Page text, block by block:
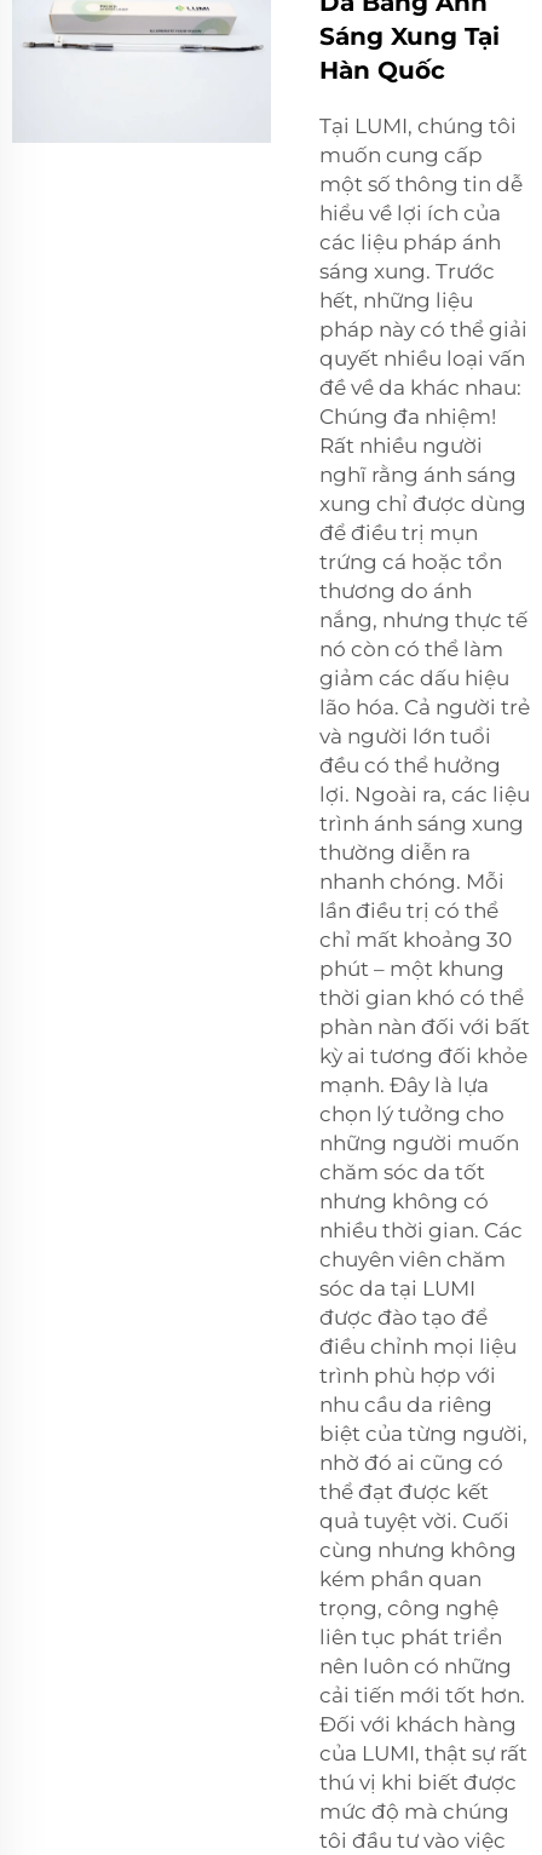
Sáng Xung Tại
Hàn Quốc
Tại LUMI, chúng tôi
muốn cung cấp
một số thông tin dễ
hiểu về lợi ích của
các liệu pháp ánh
sáng xung. Trước
hết, những liệu
pháp này có thể giải
quyết nhiều loại vấn
đề về da khác nhau:
Chúng đa nhiệm!
Rất nhiều người
nghĩ rằng ánh sáng
xung chỉ được dùng
để điều trị mụn
trứng cá hoặc tổn
thương do ánh
nắng, nhưng thực tế
nó còn có thể làm
giảm các dấu hiệu
lão hóa. Cả người trẻ
và người lớn tuổi
đều có thể hưởng
lợi. Ngoài ra, các liệu
trình ánh sáng xung
thường diễn ra
nhanh chóng. Mỗi
lần điều trị có thể
chỉ mất khoảng 30
phút – một khung
thời gian khó có thể
phàn nàn đối với bất
kỳ ai tương đối khỏe
mạnh. Đây là lựa
chọn lý tưởng cho
những người muốn
chăm sóc da tốt
nhưng không có
nhiều thời gian. Các
chuyên viên chăm
sóc da tại LUMI
được đào tạo để
điều chỉnh mọi liệu
trình phù hợp với
nhu cầu da riêng
biệt của từng người,
nhờ đó ai cũng có
thể đạt được kết
quả tuyệt vời. Cuối
cùng nhưng không
kém phần quan
trọng, công nghệ
liên tục phát triển
nên luôn có những
cải tiến mới tốt hơn.
Đối với khách hàng
của LUMI, thật sự rất
thú vị khi biết được
mức độ mà chúng
tôi đầu tư vào việc